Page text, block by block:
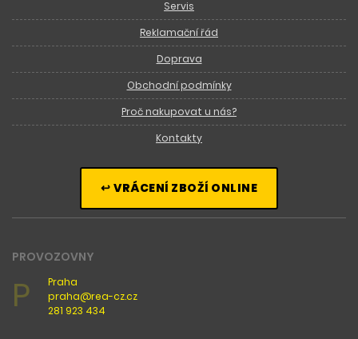
Servis
Reklamační řád
Doprava
Obchodní podmínky
Proč nakupovat u nás?
Kontakty
↩ VRÁCENÍ ZBOŽÍ ONLINE
PROVOZOVNY
P
Praha
praha@rea-cz.cz
281 923 434